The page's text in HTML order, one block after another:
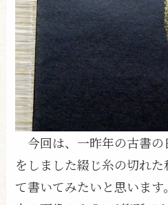
今回は、一昨年の古書
をしました綴じ糸の切れ
て書いてみたいと思います。